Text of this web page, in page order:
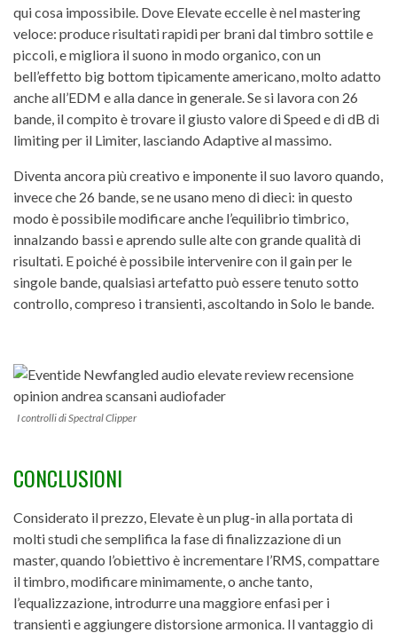
qui cosa impossibile. Dove Elevate eccelle è nel mastering
veloce: produce risultati rapidi per brani dal timbro sottile e
piccoli, e migliora il suono in modo organico, con un
bell’effetto big bottom tipicamente americano, molto adatto
anche all’EDM e alla dance in generale. Se si lavora con 26
bande, il compito è trovare il giusto valore di Speed e di dB di
limiting per il Limiter, lasciando Adaptive al massimo.
Diventa ancora più creativo e imponente il suo lavoro quando,
invece che 26 bande, se ne usano meno di dieci: in questo
modo è possibile modificare anche l’equilibrio timbrico,
innalzando bassi e aprendo sulle alte con grande qualità di
risultati. E poiché è possibile intervenire con il gain per le
singole bande, qualsiasi artefatto può essere tenuto sotto
controllo, compreso i transienti, ascoltando in Solo le bande.
I controlli di Spectral Clipper
CONCLUSIONI
Considerato il prezzo, Elevate è un plug-in alla portata di
molti studi che semplifica la fase di finalizzazione di un
master, quando l’obiettivo è incrementare l’RMS, compattare
il timbro, modificare minimamente, o anche tanto,
l’equalizzazione, introdurre una maggiore enfasi per i
transienti e aggiungere distorsione armonica. Il vantaggio di